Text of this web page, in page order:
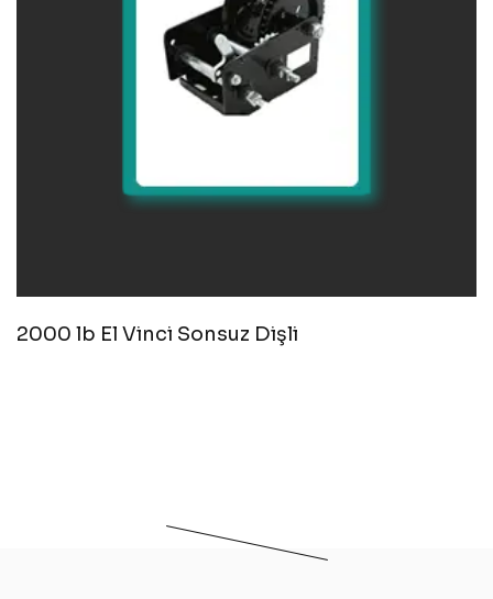
2000 lb El Vinci Sonsuz Dişli